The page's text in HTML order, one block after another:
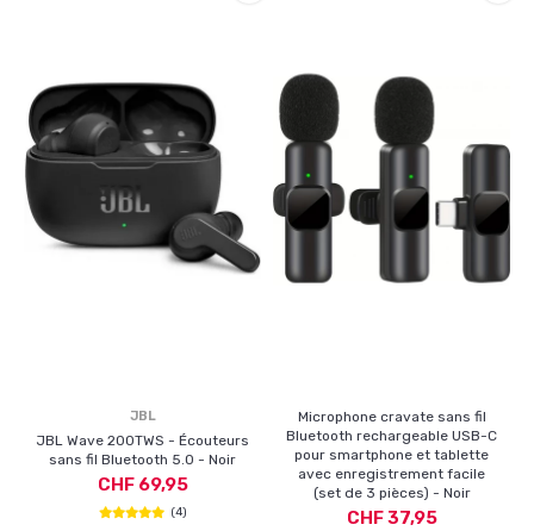
JBL
JBL Wave 200TWS - Écouteurs
sans fil Bluetooth 5.0 - Noir
CHF 69,95
(4)
Microphone cravate sans fil
Bluetooth rechargeable USB-C
pour smartphone et tablette
avec enregistrement facile
(set de 3 pièces) - Noir
CHF 37,95